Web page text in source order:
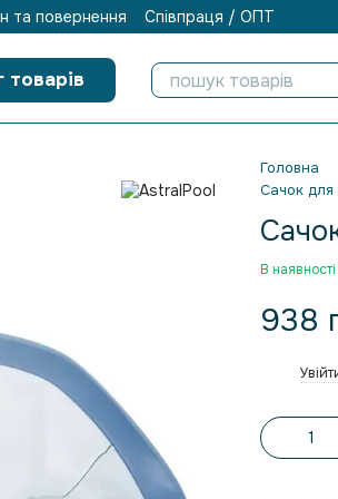
та повернення Співпраця / ОПТ
товарів
Головна
Сачок для
В наявності
938